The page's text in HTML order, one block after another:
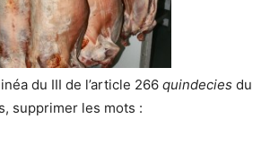
du III de l’article 266 quindecies du
supprimer les mots :